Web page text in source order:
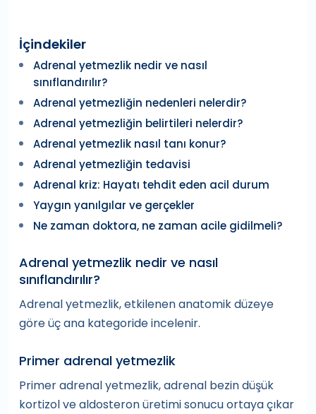
İçindekiler
Adrenal yetmezlik nedir ve nasıl
sınıflandırılır?
Adrenal yetmezliğin nedenleri nelerdir?
Adrenal yetmezliğin belirtileri nelerdir?
Adrenal yetmezlik nasıl tanı konur?
Adrenal yetmezliğin tedavisi
Adrenal kriz: Hayatı tehdit eden acil durum
Yaygın yanılgılar ve gerçekler
Ne zaman doktora, ne zaman acile gidilmeli?
Adrenal yetmezlik nedir ve nasıl
sınıflandırılır?
Adrenal yetmezlik, etkilenen anatomik düzeye
göre üç ana kategoride incelenir.
Primer adrenal yetmezlik
Primer adrenal yetmezlik, adrenal bezin düşük
kortizol ve aldosteron üretimi sonucu ortaya çıkar